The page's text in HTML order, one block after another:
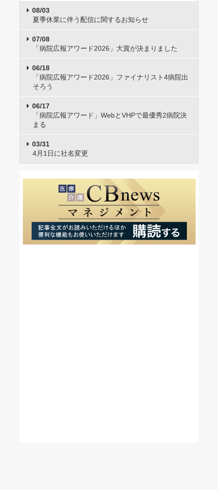
08/03
夏季休業に伴う配信に関するお知らせ
07/08
「病院広報アワード2026」大賞が決まりました
06/18
「病院広報アワード2026」ファイナリスト4病院出
そろう
06/17
「病院広報アワード」WebとVHPで最優秀2病院決
まる
03/31
4月1日に社名変更